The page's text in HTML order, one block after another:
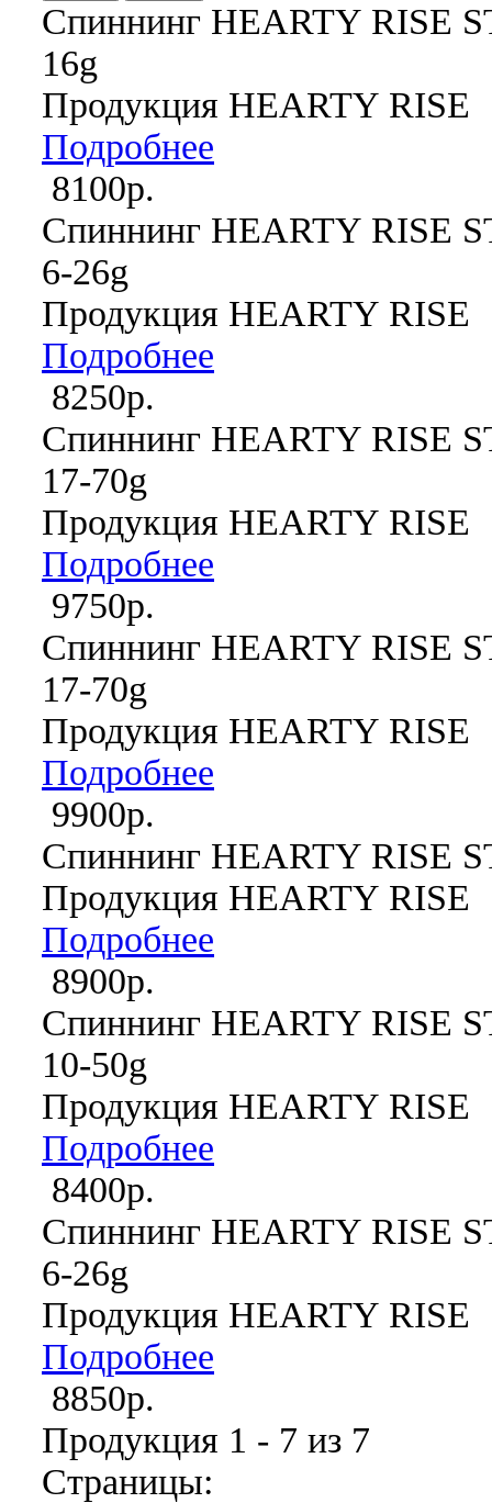
Спиннинг HEARTY RISE
16g
Продукция HEARTY RISE
Подробнее
8100р.
Спиннинг HEARTY RISE
6-26g
Продукция HEARTY RISE
Подробнее
8250р.
Спиннинг HEARTY RISE
17-70g
Продукция HEARTY RISE
Подробнее
9750р.
Спиннинг HEARTY RISE
17-70g
Продукция HEARTY RISE
Подробнее
9900р.
Спиннинг HEARTY RISE
Продукция HEARTY RISE
Подробнее
8900р.
Спиннинг HEARTY RISE
10-50g
Продукция HEARTY RISE
Подробнее
8400р.
Спиннинг HEARTY RISE
6-26g
Продукция HEARTY RISE
Подробнее
8850р.
Продукция 1 - 7 из 7
Страницы: